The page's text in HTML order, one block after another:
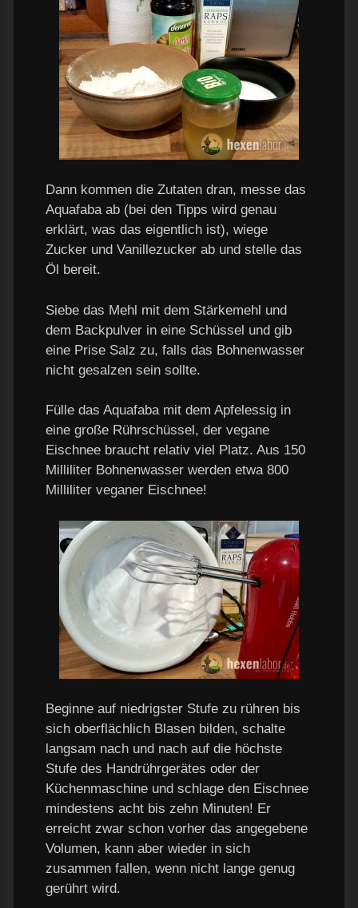
Dann kommen die Zutaten dran, messe das
Aquafaba ab (bei den Tipps wird genau
erklärt, was das eigentlich ist), wiege
Zucker und Vanillezucker ab und stelle das
Öl bereit.
Siebe das Mehl mit dem Stärkemehl und
dem Backpulver in eine Schüssel und gib
eine Prise Salz zu, falls das Bohnenwasser
nicht gesalzen sein sollte.
Fülle das Aquafaba mit dem Apfelessig in
eine große Rührschüssel, der vegane
Eischnee braucht relativ viel Platz. Aus 150
Milliliter Bohnenwasser werden etwa 800
Milliliter veganer Eischnee!
Beginne auf niedrigster Stufe zu rühren bis
sich oberflächlich Blasen bilden, schalte
langsam nach und nach auf die höchste
Stufe des Handrührgerätes oder der
Küchenmaschine und schlage den Eischnee
mindestens acht bis zehn Minuten! Er
erreicht zwar schon vorher das angegebene
Volumen, kann aber wieder in sich
zusammen fallen, wenn nicht lange genug
gerührt wird.